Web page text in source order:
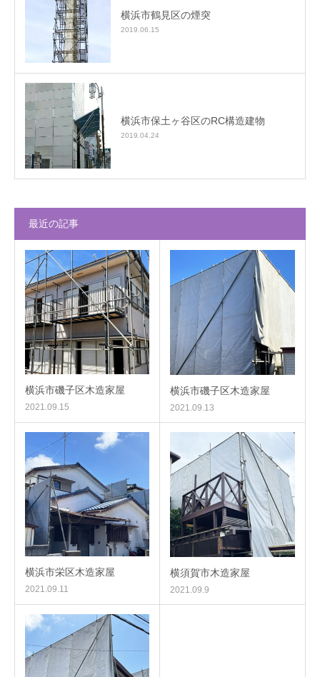
横浜市鶴見区の煙突
2019.06.15
横浜市保土ヶ谷区のRC構造建物
2019.04.24
最近の記事
横浜市磯子区木造家屋
2021.09.15
横浜市磯子区木造家屋
2021.09.13
横浜市栄区木造家屋
2021.09.11
横須賀市木造家屋
2021.09.9